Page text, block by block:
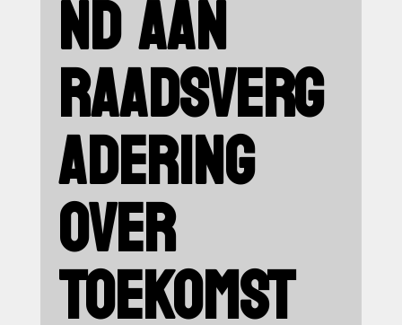
ND AAN
RAADSVERG
ADERING
OVER
TOEKOMST